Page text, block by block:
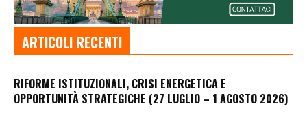
ARTICOLI RECENTI
RIFORME ISTITUZIONALI, CRISI ENERGETICA E
OPPORTUNITÀ STRATEGICHE (27 LUGLIO – 1 AGOSTO 2026)